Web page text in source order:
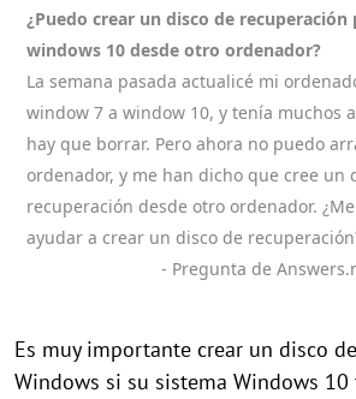
¿Puedo crear un disco de recuperación
windows 10 desde otro ordenador?
La semana pasada actualicé mi
window 7 a window 10, y tenía muchos
hay que borrar. Pero ahora no puedo
ordenador, y me han dicho que cree un
recuperación desde otro ordenador.
ayudar a crear un disco de
- Pregunta de
Es muy importante crear un disco
Windows si su sistema Windows 10